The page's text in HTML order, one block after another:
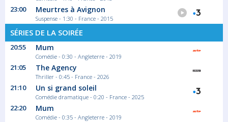
23:00 Meurtres à Avignon
Suspense - 1:30 - France - 2015
SÉRIES DE LA SOIRÉE
20:55 Mum
Comédie - 0:30 - Angleterre - 2019
21:05 The Agency
Thriller - 0:45 - France - 2026
21:10 Un si grand soleil
Comédie dramatique - 0:20 - France - 2025
22:20 Mum
Comédie - 0:35 - Angleterre - 2019